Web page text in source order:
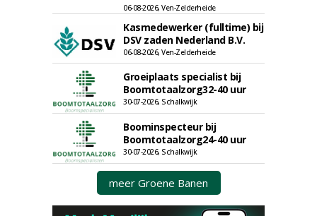
06-08-2026, Ven-Zelderheide
Kasmedewerker (fulltime) bij
DSV zaden Nederland B.V.
06-08-2026, Ven-Zelderheide
Groeiplaats specialist bij
Boomtotaalzorg32-40 uur
30-07-2026, Schalkwijk
Boominspecteur bij
Boomtotaalzorg24-40 uur
30-07-2026, Schalkwijk
meer Groene Banen